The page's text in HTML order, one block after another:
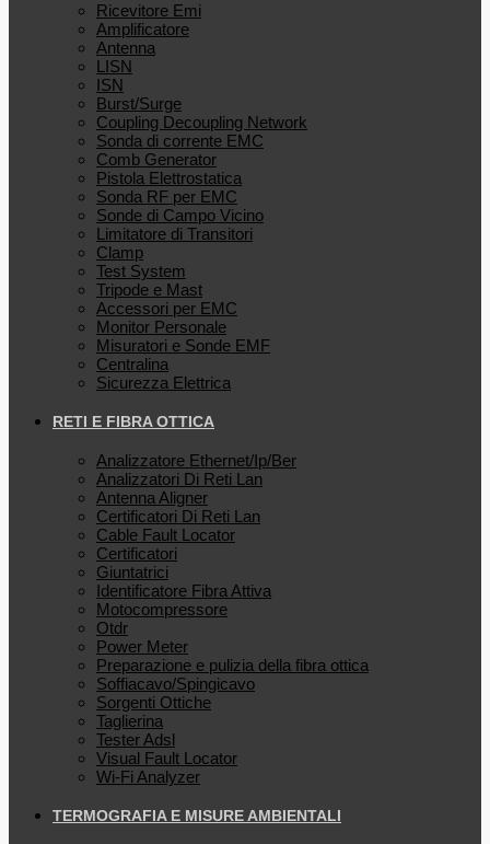
Ricevitore Emi
Amplificatore
Antenna
LISN
ISN
Burst/Surge
Coupling Decoupling Network
Sonda di corrente EMC
Comb Generator
Pistola Elettrostatica
Sonda RF per EMC
Sonde di Campo Vicino
Limitatore di Transitori
Clamp
Test System
Tripode e Mast
Accessori per EMC
Monitor Personale
Misuratori e Sonde EMF
Centralina
Sicurezza Elettrica
RETI E FIBRA OTTICA
Analizzatore Ethernet/Ip/Ber
Analizzatori Di Reti Lan
Antenna Aligner
Certificatori Di Reti Lan
Cable Fault Locator
Certificatori
Giuntatrici
Identificatore Fibra Attiva
Motocompressore
Otdr
Power Meter
Preparazione e pulizia della fibra ottica
Soffiacavo/Spingicavo
Sorgenti Ottiche
Taglierina
Tester Adsl
Visual Fault Locator
Wi-Fi Analyzer
TERMOGRAFIA E MISURE AMBIENTALI